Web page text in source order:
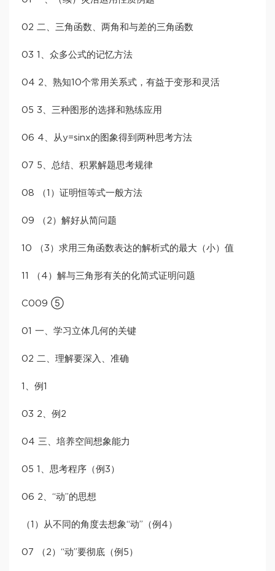
02 二、三角函数、两角和与差的三角函数
03 1、众多公式的记忆方法
04 2、熟知10个常用关系式，有益于变形和灵活
05 3、三种图形的选择和熟练应用
06 4、从y=sinx的图象得到两种思考方法
07 5、总结、积累解题思考规律
08 （1）证明恒等式一般方法
09 （2）解好从简问题
10 （3）求用三角函数表达的解析式的最大（小）值
11 （4）解与三角形有关的化简式证明问题
C009 ⑤
01 一、学习立体几何的关键
02 二、理解要深入、准确
1、例1
03 2、例2
04 三、培养空间想象能力
05 1、思考程序（例3）
06 2、“动”的思想
（1）从不同的角度去想象“动”（例4）
07 （2）“动”要彻底（例5）